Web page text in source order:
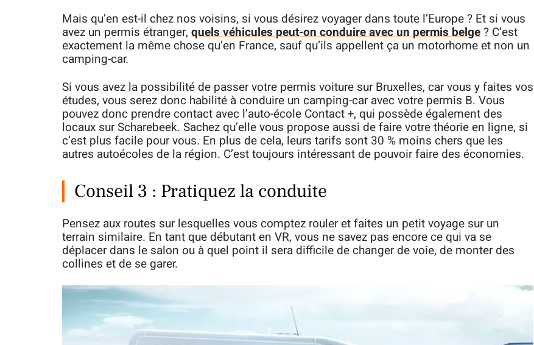
Mais qu’en est-il chez nos voisins, si vous désirez voyager dans toute l’Europe ? Et si vous
avez un permis étranger, quels véhicules peut-on conduire avec un permis belge? C’est
exactement la même chose qu’en France, sauf qu’ils appellent ça un motorhome et non un
camping-car.
Si vous avez la possibilité de passer votre permis voiture sur Bruxelles, car vous y faites vos
études, vous serez donc habilité à conduire un camping-car avec votre permis B. Vous
pouvez donc prendre contact avec l’auto-école Contact +, qui possède également des
locaux sur Scharebeek. Sachez qu’elle vous propose aussi de faire votre théorie en ligne, si
c’est plus facile pour vous. En plus de cela, leurs tarifs sont 30 % moins chers que les
autres autoécoles de la région. C’est toujours intéressant de pouvoir faire des économies.
Conseil 3 : Pratiquez la conduite
Pensez aux routes sur lesquelles vous comptez rouler et faites un petit voyage sur un
terrain similaire. En tant que débutant en VR, vous ne savez pas encore ce qui va se
déplacer dans le salon ou à quel point il sera difficile de changer de voie, de monter des
collines et de se garer.